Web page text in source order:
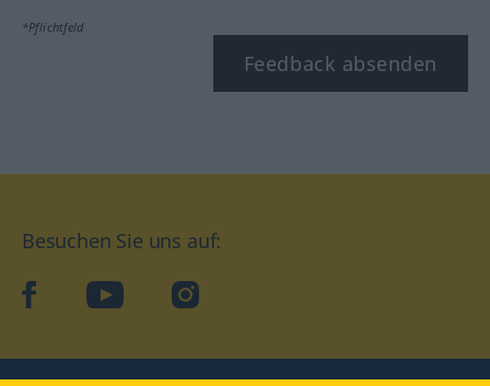
*Pflichtfeld
Feedback absenden
Besuchen Sie uns auf:
facebookYouTube Instagram